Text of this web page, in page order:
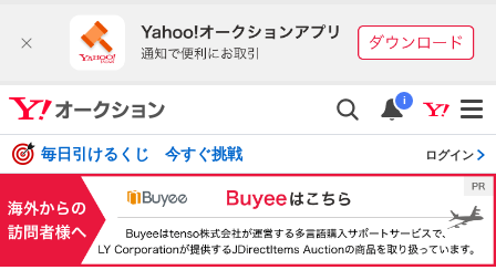
i
毎日引けるくじ 今すぐ挑戦 ログイン